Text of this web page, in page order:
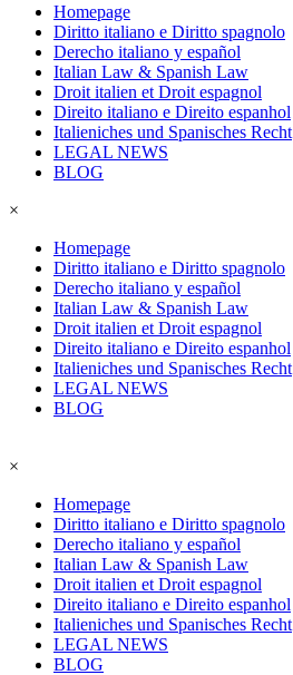
Homepage
Diritto italiano e Diritto spagnolo
Derecho italiano y español
Italian Law & Spanish Law
Droit italien et Droit espagnol
Direito italiano e Direito espanhol
Italieniches und Spanisches Recht
LEGAL NEWS
BLOG
×
Homepage
Diritto italiano e Diritto spagnolo
Derecho italiano y español
Italian Law & Spanish Law
Droit italien et Droit espagnol
Direito italiano e Direito espanhol
Italieniches und Spanisches Recht
LEGAL NEWS
BLOG
×
Homepage
Diritto italiano e Diritto spagnolo
Derecho italiano y español
Italian Law & Spanish Law
Droit italien et Droit espagnol
Direito italiano e Direito espanhol
Italieniches und Spanisches Recht
LEGAL NEWS
BLOG